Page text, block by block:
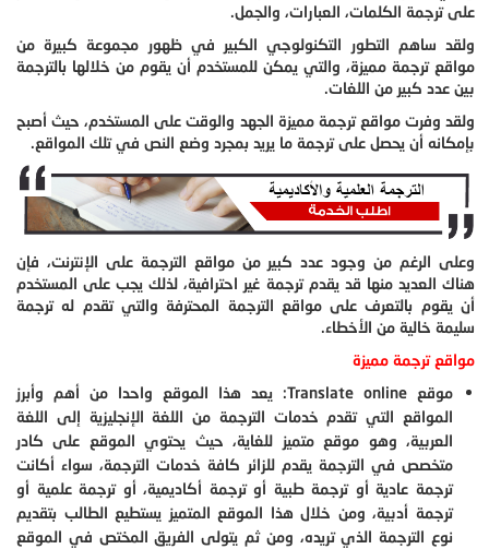
على ترجمة الكلمات، العبارات، والجمل.
ولقد ساهم التطور التكنولوجي الكبير في ظهور مجموعة كبيرة من
مواقع ترجمة مميزة، والتي يمكن للمستخدم أن يقوم من خلالها بالترجمة
بين عدد كبير من اللغات.
ولقد وفرت مواقع ترجمة مميزة الجهد والوقت على المستخدم، حيث أصبح
بإمكانه أن يحصل على ترجمة ما يريد بمجرد وضع النص في تلك المواقع.
وعلى الرغم من وجود عدد كبير من مواقع الترجمة على الإنترنت، فإن
هناك العديد منها قد يقدم ترجمة غير احترافية، لذلك يجب على المستخدم
أن يقوم بالتعرف على مواقع الترجمة المحترفة والتي تقدم له ترجمة
سليمة خالية من الأخطاء.
مواقع ترجمة مميزة
موقع Translate online: يعد هذا الموقع واحدا من أهم وأبرز
المواقع التي تقدم خدمات الترجمة من اللغة الإنجليزية إلى اللغة
العربية، وهو موقع متميز للغاية، حيث يحتوي الموقع على كادر
متخصص في الترجمة يقدم للزائر كافة خدمات الترجمة، سواء أكانت
ترجمة عادية أو ترجمة طبية أو ترجمة أكاديمية، أو ترجمة علمية أو
ترجمة أدبية، ومن خلال هذا الموقع المتميز يستطيع الطالب بتقديم
نوع الترجمة الذي تريده، ومن ثم يتولى الفريق المختص في الموقع